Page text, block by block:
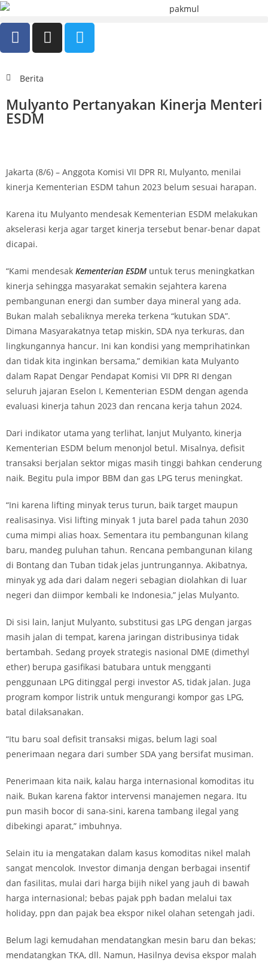
Berita
Mulyanto Pertanyakan Kinerja Menteri
ESDM
Jakarta (8/6) – Anggota Komisi VII DPR RI, Mulyanto, menilai
kinerja Kementerian ESDM tahun 2023 belum sesuai harapan.
Karena itu Mulyanto mendesak Kementerian ESDM melakukan
akselerasi kerja agar target kinerja tersebut benar-benar dapat
dicapai.
“Kami mendesak Kementerian ESDM untuk terus meningkatkan
kinerja sehingga masyarakat semakin sejahtera karena
pembangunan energi dan sumber daya mineral yang ada.
Bukan malah sebaliknya mereka terkena “kutukan SDA”.
Dimana Masyarakatnya tetap miskin, SDA nya terkuras, dan
lingkungannya hancur. Ini kan kondisi yang memprihatinkan
dan tidak kita inginkan bersama,” demikian kata Mulyanto
dalam Rapat Dengar Pendapat Komisi VII DPR RI dengan
seluruh jajaran Eselon I, Kementerian ESDM dengan agenda
evaluasi kinerja tahun 2023 dan rencana kerja tahun 2024.
Dari indikator utama yang terlihat, lanjut Mulyanto, kinerja
Kementerian ESDM belum menonjol betul. Misalnya, defisit
transaksi berjalan sektor migas masih tinggi bahkan cenderung
naik. Begitu pula impor BBM dan gas LPG terus meningkat.
“Ini karena lifting minyak terus turun, baik target maupun
realisasinya. Visi lifting minyak 1 juta barel pada tahun 2030
cuma mimpi alias hoax. Sementara itu pembangunan kilang
baru, mandeg puluhan tahun. Rencana pembangunan kilang
di Bontang dan Tuban tidak jelas juntrungannya. Akibatnya,
minyak yg ada dari dalam negeri sebagian diolahkan di luar
negeri dan diimpor kembali ke Indonesia,” jelas Mulyanto.
Di sisi lain, lanjut Mulyanto, substitusi gas LPG dengan jargas
masih jalan di tempat, karena jaringan distribusinya tidak
bertambah. Sedang proyek strategis nasional DME (dimethyl
ether) berupa gasifikasi batubara untuk mengganti
penggunaan LPG ditinggal pergi investor AS, tidak jalan. Juga
program kompor listrik untuk mengurangi kompor gas LPG,
batal dilaksanakan.
“Itu baru soal defisit transaksi migas, belum lagi soal
penerimaan negara dari sumber SDA yang bersifat musiman.
Penerimaan kita naik, kalau harga internasional komoditas itu
naik. Bukan karena faktor intervensi manajemen negara. Itu
pun masih bocor di sana-sini, karena tambang ilegal yang
dibekingi aparat,” imbuhnya.
Selain itu ia mengatakan dalam kasus komoditas nikel malah
sangat mencolok. Investor dimanja dengan berbagai insentif
dan fasilitas, mulai dari harga bijih nikel yang jauh di bawah
harga internasional; bebas pajak pph badan melalui tax
holiday, ppn dan pajak bea ekspor nikel olahan setengah jadi.
Belum lagi kemudahan mendatangkan mesin baru dan bekas;
mendatangkan TKA, dll. Namun, Hasilnya devisa ekspor malah